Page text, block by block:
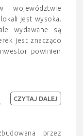
województwie
jest wysoka.
wydawane są
jest znacząco
powinien
przez
CZYTAJ DALEJ